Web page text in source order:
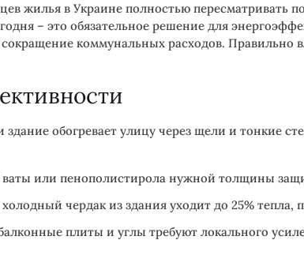
жилья в Украине полностью пересматривать
– это обязательное решение для
коммунальных расходов. Правильно
обогревает улицу через щели и тонкие
или пенополистирола нужной толщины
чердак из здания уходит до 25% тепла,
плиты и углы требуют локального